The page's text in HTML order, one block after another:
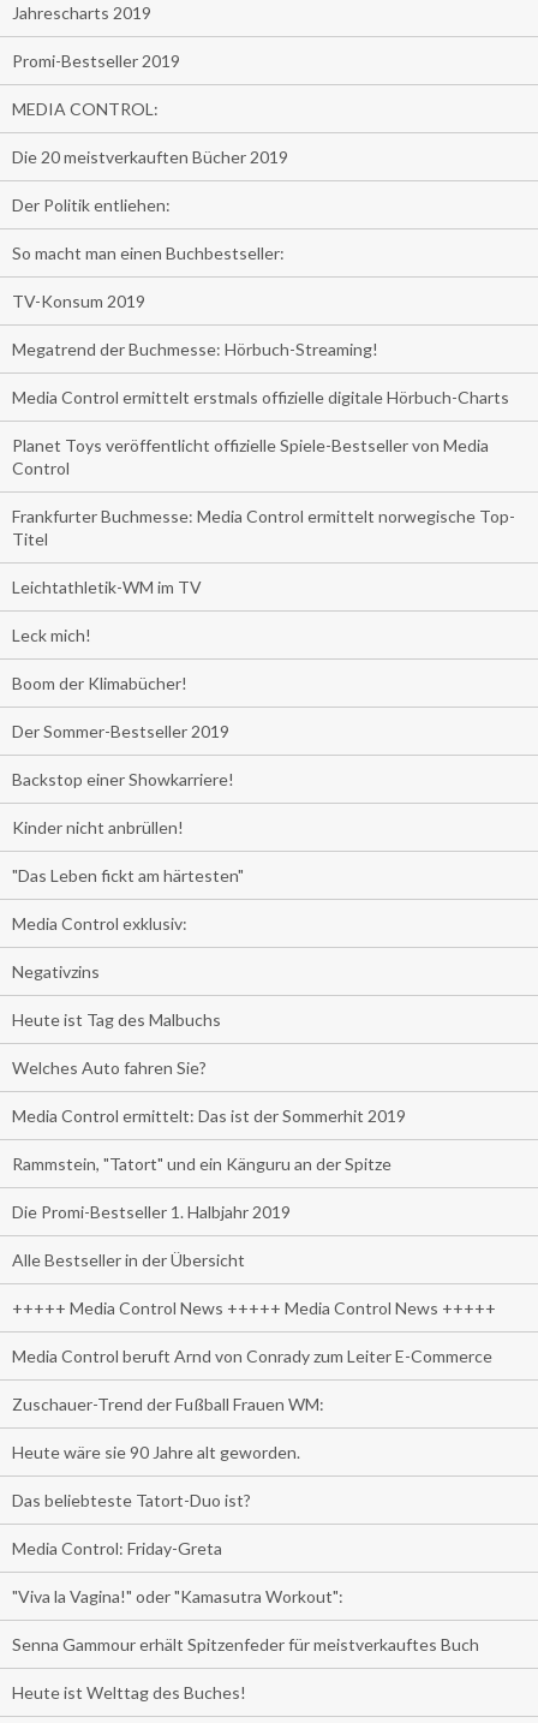
Jahrescharts 2019
Promi-Bestseller 2019
MEDIA CONTROL:
Die 20 meistverkauften Bücher 2019
Der Politik entliehen:
So macht man einen Buchbestseller:
TV-Konsum 2019
Megatrend der Buchmesse: Hörbuch-Streaming!
Media Control ermittelt erstmals offizielle digitale Hörbuch-Charts
Planet Toys veröffentlicht offizielle Spiele-Bestseller von Media
Control
Frankfurter Buchmesse: Media Control ermittelt norwegische Top-
Titel
Leichtathletik-WM im TV
Leck mich!
Boom der Klimabücher!
Der Sommer-Bestseller 2019
Backstop einer Showkarriere!
Kinder nicht anbrüllen!
"Das Leben fickt am härtesten"
Media Control exklusiv:
Negativzins
Heute ist Tag des Malbuchs
Welches Auto fahren Sie?
Media Control ermittelt: Das ist der Sommerhit 2019
Rammstein, "Tatort" und ein Känguru an der Spitze
Die Promi-Bestseller 1. Halbjahr 2019
Alle Bestseller in der Übersicht
+++++ Media Control News +++++ Media Control News +++++
Media Control beruft Arnd von Conrady zum Leiter E-Commerce
Zuschauer-Trend der Fußball Frauen WM:
Heute wäre sie 90 Jahre alt geworden.
Das beliebteste Tatort-Duo ist?
Media Control: Friday-Greta
"Viva la Vagina!" oder "Kamasutra Workout":
Senna Gammour erhält Spitzenfeder für meistverkauftes Buch
Heute ist Welttag des Buches!